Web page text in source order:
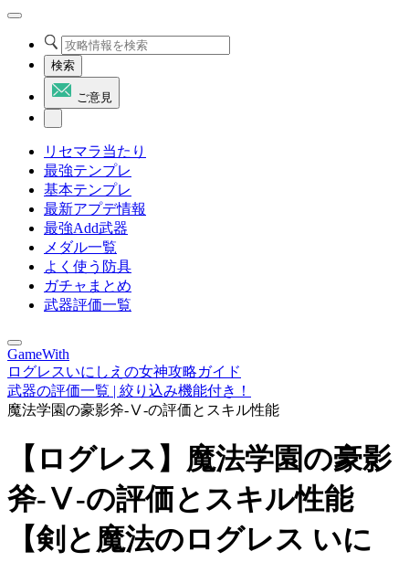
検索
ご意見
リセマラ当たり
最強テンプレ
基本テンプレ
最新アプデ情報
最強Add武器
メダル一覧
よく使う防具
ガチャまとめ
武器評価一覧
GameWith
ログレスいにしえの女神攻略ガイド
武器の評価一覧 | 絞り込み機能付き！
魔法学園の豪影斧-Ⅴ-の評価とスキル性能
【ログレス】魔法学園の豪影
斧-Ⅴ-の評価とスキル性能
【剣と魔法のログレス いに